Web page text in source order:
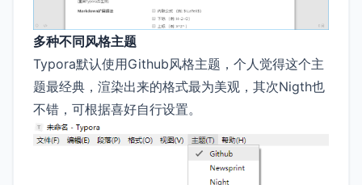
多种不同风格主题
Typora默认使用Github风格主题，个人觉得这个主
题最经典，渲染出来的格式最为美观，其次Nigth也
不错，可根据喜好自行设置。